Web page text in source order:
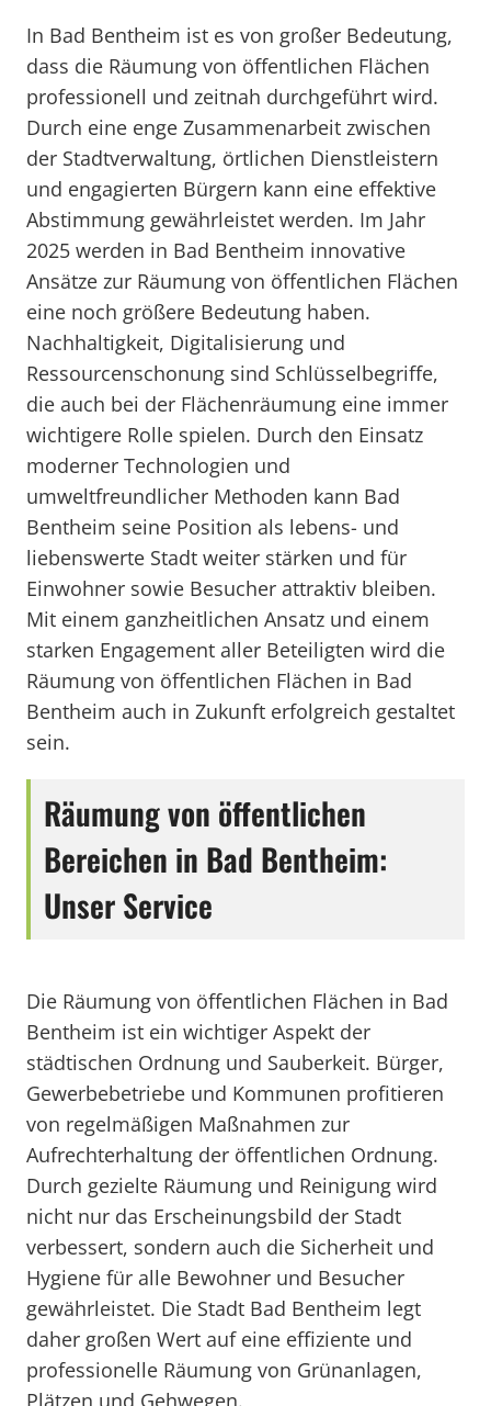
In Bad Bentheim ist es von großer Bedeutung,
dass die Räumung von öffentlichen Flächen
professionell und zeitnah durchgeführt wird.
Durch eine enge Zusammenarbeit zwischen
der Stadtverwaltung, örtlichen Dienstleistern
und engagierten Bürgern kann eine effektive
Abstimmung gewährleistet werden. Im Jahr
2025 werden in Bad Bentheim innovative
Ansätze zur Räumung von öffentlichen Flächen
eine noch größere Bedeutung haben.
Nachhaltigkeit, Digitalisierung und
Ressourcenschonung sind Schlüsselbegriffe,
die auch bei der Flächenräumung eine immer
wichtigere Rolle spielen. Durch den Einsatz
moderner Technologien und
umweltfreundlicher Methoden kann Bad
Bentheim seine Position als lebens- und
liebenswerte Stadt weiter stärken und für
Einwohner sowie Besucher attraktiv bleiben.
Mit einem ganzheitlichen Ansatz und einem
starken Engagement aller Beteiligten wird die
Räumung von öffentlichen Flächen in Bad
Bentheim auch in Zukunft erfolgreich gestaltet
sein.
Räumung von öffentlichen
Bereichen in Bad Bentheim:
Unser Service
Die Räumung von öffentlichen Flächen in Bad
Bentheim ist ein wichtiger Aspekt der
städtischen Ordnung und Sauberkeit. Bürger,
Gewerbebetriebe und Kommunen profitieren
von regelmäßigen Maßnahmen zur
Aufrechterhaltung der öffentlichen Ordnung.
Durch gezielte Räumung und Reinigung wird
nicht nur das Erscheinungsbild der Stadt
verbessert, sondern auch die Sicherheit und
Hygiene für alle Bewohner und Besucher
gewährleistet. Die Stadt Bad Bentheim legt
daher großen Wert auf eine effiziente und
professionelle Räumung von Grünanlagen,
Plätzen und Gehwegen.